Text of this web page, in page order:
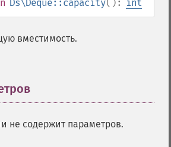
Ds\Deque::capacity(): int
вместимость.
не содержит параметров.